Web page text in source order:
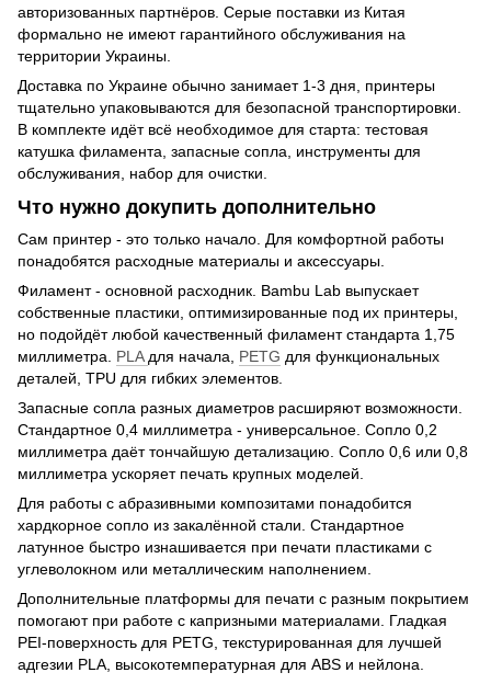
авторизованных партнёров. Серые поставки из Китая
формально не имеют гарантийного обслуживания на
территории Украины.
Доставка по Украине обычно занимает 1-3 дня, принтеры
тщательно упаковываются для безопасной транспортировки.
В комплекте идёт всё необходимое для старта: тестовая
катушка филамента, запасные сопла, инструменты для
обслуживания, набор для очистки.
Что нужно докупить дополнительно
Сам принтер - это только начало. Для комфортной работы
понадобятся расходные материалы и аксессуары.
Филамент - основной расходник. Bambu Lab выпускает
собственные пластики, оптимизированные под их принтеры,
но подойдёт любой качественный филамент стандарта 1,75
миллиметра. PLAдля начала, PETG для функциональных
деталей, TPU для гибких элементов.
Запасные сопла разных диаметров расширяют возможности.
Стандартное 0,4 миллиметра - универсальное. Сопло 0,2
миллиметра даёт тончайшую детализацию. Сопло 0,6 или 0,8
миллиметра ускоряет печать крупных моделей.
Для работы с абразивными композитами понадобится
хардкорное сопло из закалённой стали. Стандартное
латунное быстро изнашивается при печати пластиками с
углеволокном или металлическим наполнением.
Дополнительные платформы для печати с разным покрытием
помогают при работе с капризными материалами. Гладкая
PEI-поверхность для PETG, текстурированная для лучшей
адгезии PLA, высокотемпературная для ABS и нейлона.